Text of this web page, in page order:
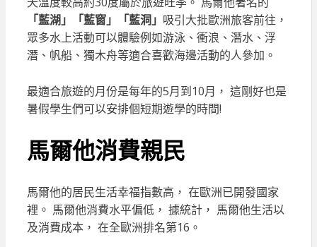
「藍湖」「藍窗」「藍洞」 吸引大批歐洲旅客前往，
眾多水上活動可以體驗例如游泳、衝浪、潛水、浮
潛、帆船、獨木舟等適合喜歡海邊活動的人參加。
最適合旅遊的月份是每年的5月到10月， 這剛好也是
暑假學生們可以安排個短期遊學的時間!
馬爾他消費親民
馬爾他的居民生活幸福指數高， 在歐洲已開發國家
裡。 馬爾他消費水平偏低， 據統計， 馬爾他生活以
及消費成本， 在全歐洲排名第16。